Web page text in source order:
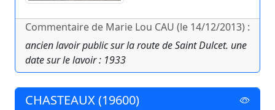
Commentaire de Marie Lou CAU (le 14/12/2013) :
ancien lavoir public sur la route de Saint Dulcet. une
date sur le lavoir : 1933
CHASTEAUX (19600)